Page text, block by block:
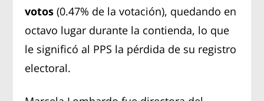
votos (0.47% de la votación), quedando en
octavo lugar durante la contienda, lo que
le significó al PPS la pérdida de su registro
electoral.